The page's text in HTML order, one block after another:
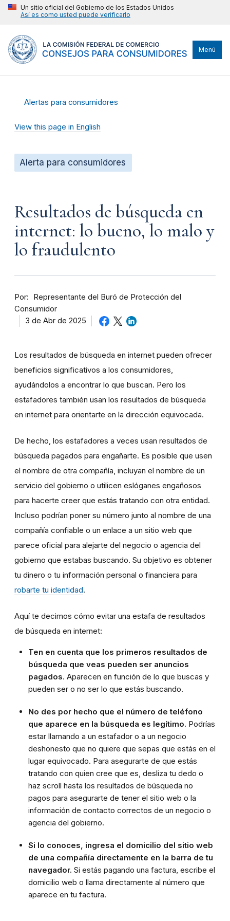
Un sitio oficial del Gobierno de los Estados Unidos
Así es como usted puede verificarlo
Menú
Alertas para consumidores
View this page in English
Alerta para consumidores
Resultados de búsqueda en
internet: lo bueno, lo malo y
lo fraudulento
Por
Representante del Buró de Protección del
Consumidor
3 de Abr de 2025
Los resultados de búsqueda en internet pueden ofrecer
beneficios significativos a los consumidores,
ayudándolos a encontrar lo que buscan. Pero los
estafadores también usan los resultados de búsqueda
en internet para orientarte en la dirección equivocada.
De hecho, los estafadores a veces usan resultados de
búsqueda pagados para engañarte. Es posible que usen
el nombre de otra compañía, incluyan el nombre de un
servicio del gobierno o utilicen eslóganes engañosos
para hacerte creer que estás tratando con otra entidad.
Incluso podrían poner su número junto al nombre de una
compañía confiable o un enlace a un sitio web que
parece oficial para alejarte del negocio o agencia del
gobierno que estabas buscando. Su objetivo es obtener
tu dinero o tu información personal o financiera para
robarte tu identidad.
Aquí te decimos cómo evitar una estafa de resultados
de búsqueda en internet:
Ten en cuenta que los primeros resultados de
búsqueda que veas pueden ser anuncios
pagados. Aparecen en función de lo que buscas y
pueden ser o no ser lo que estás buscando.
No des por hecho que el número de teléfono
que aparece en la búsqueda es legítimo. Podrías
estar llamando a un estafador o a un negocio
deshonesto que no quiere que sepas que estás en el
lugar equivocado. Para asegurarte de que estás
tratando con quien cree que es, desliza tu dedo o
haz scroll hasta los resultados de búsqueda no
pagos para asegurarte de tener el sitio web o la
información de contacto correctos de un negocio o
agencia del gobierno.
Si lo conoces, ingresa el domicilio del sitio web
de una compañía directamente en la barra de tu
navegador. Si estás pagando una factura, escribe el
domicilio web o llama directamente al número que
aparece en tu factura.